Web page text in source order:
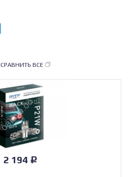
СРАВНИТЬ ВСЕ
2 194 Р